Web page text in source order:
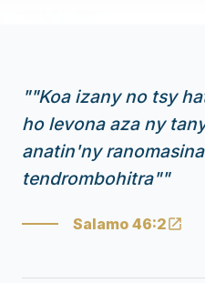
""Koa izany no tsy
ho levona aza ny
anatin'ny
tendrombohitra""
Salamo 46:2